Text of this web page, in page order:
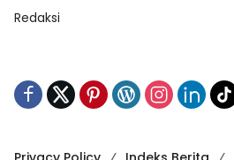
Redaksi